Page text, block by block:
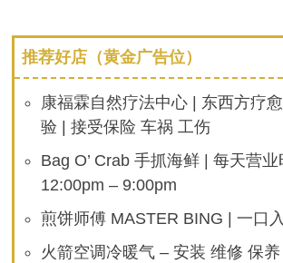
推荐好店（黄金广告位）
康福霖自然疗法中心 | 东西方疗
验 | 接受保险 车祸 工伤
Bag O’ Crab 手抓海鲜 | 每天营业
12:00pm – 9:00pm
煎饼师傅 MASTER BING | 一口
火箭空调冷暖气 – 安装 维修 保养